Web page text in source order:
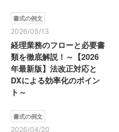
書式の例文
2026/05/13
経理業務のフローと必要書
類を徹底解説！～【2026
年最新版】法改正対応と
DXによる効率化のポイン
ト～
書式の例文
2026/04/20